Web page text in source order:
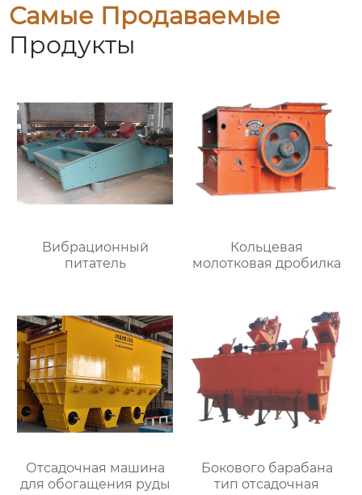
Самые Продаваемые
Продукты
Вибрационный
питатель
Кольцевая
молотковая дробилка
Отсадочная машина
для обогащения руды
Бокового барабана
тип отсадочная